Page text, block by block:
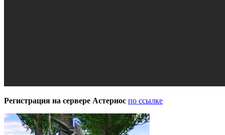
Регистрация на сервере Астериос по ссылке